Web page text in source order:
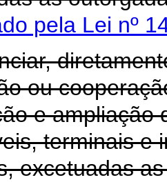
pela Lei nº
ou
e ampliação
terminais e
excetuadas